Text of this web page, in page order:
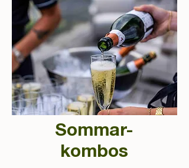
Sommar-
kombos